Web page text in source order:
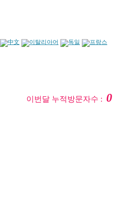
이번달 누적방문자수 :0